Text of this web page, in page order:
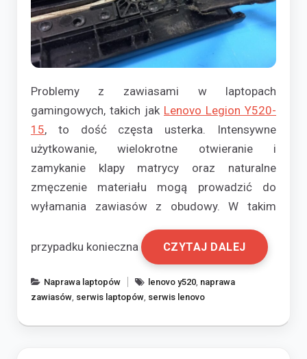
Problemy z zawiasami w laptopach
gamingowych, takich jak Lenovo Legion Y520-
15, to dość częsta usterka. Intensywne
użytkowanie, wielokrotne otwieranie i
zamykanie klapy matrycy oraz naturalne
zmęczenie materiału mogą prowadzić do
wyłamania zawiasów z obudowy. W takim
przypadku konieczna CZYTAJ DALEJ
Naprawa laptopów lenovo y520, naprawa
zawiasów, serwis laptopów, serwis lenovo